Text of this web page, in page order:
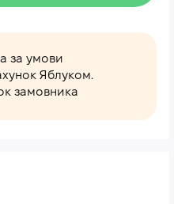
за умови
Яблуком.
замовника